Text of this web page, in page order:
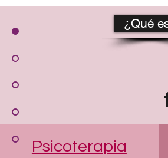
¿Qué
Psicoterapia